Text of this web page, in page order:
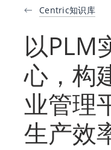
Centric知识库
以PLM
心，构
业管理
生产效